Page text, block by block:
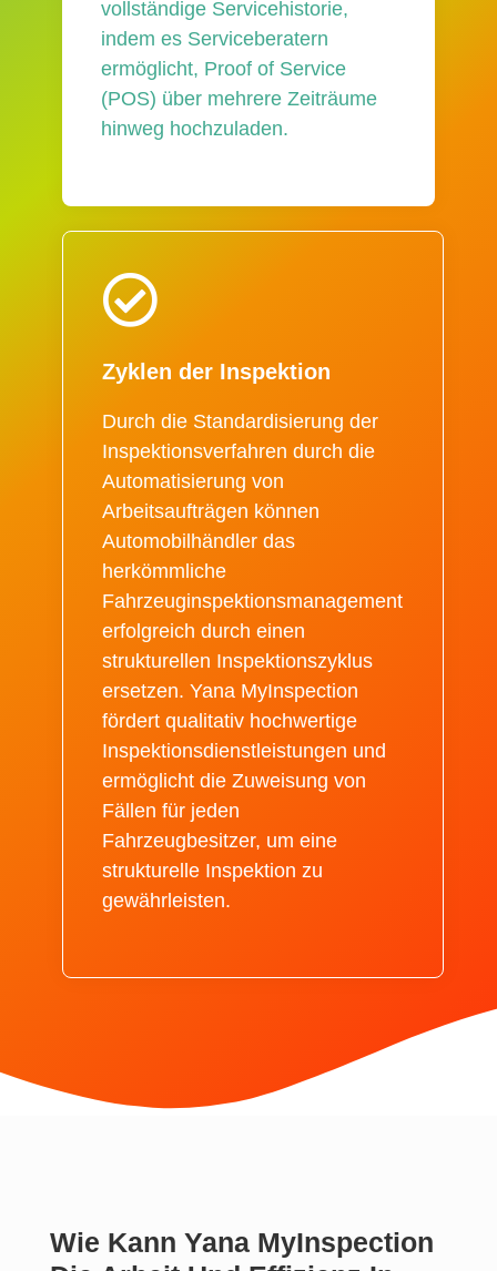
vollständige Servicehistorie,
indem es Serviceberatern
ermöglicht, Proof of Service
(POS) über mehrere Zeiträume
hinweg hochzuladen.
Zyklen der Inspektion
Durch die Standardisierung der
Inspektionsverfahren durch die
Automatisierung von
Arbeitsaufträgen können
Automobilhändler das
herkömmliche
Fahrzeuginspektionsmanagement
erfolgreich durch einen
strukturellen Inspektionszyklus
ersetzen. Yana MyInspection
fördert qualitativ hochwertige
Inspektionsdienstleistungen und
ermöglicht die Zuweisung von
Fällen für jeden
Fahrzeugbesitzer, um eine
strukturelle Inspektion zu
gewährleisten.
Wie Kann Yana MyInspection